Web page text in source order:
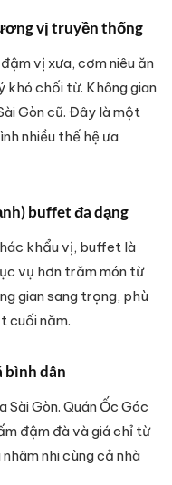
vị truyền thống
vị xưa, cơm niêu ăn
khó chối từ. Không gian
Gòn cũ. Đây là một
nhiều thế hệ ưa
buffet đa dạng
khẩu vị, buffet là
vụ hơn trăm món từ
gian sang trọng, phù
cuối năm.
bình dân
Gòn. Quán Ốc Góc
đậm đà và giá chỉ từ
nhi cùng cả nhà